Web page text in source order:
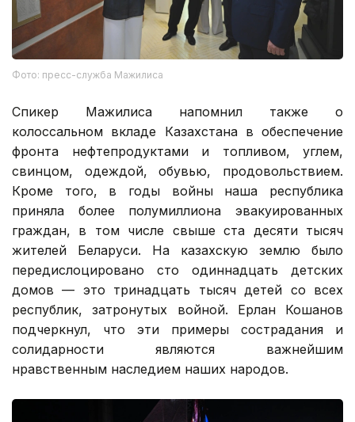
Фото: пресс-служба Мажилиса
Спикер Мажилиса напомнил также о
колоссальном вкладе Казахстана в обеспечение
фронта нефтепродуктами и топливом, углем,
свинцом, одеждой, обувью, продовольствием.
Кроме того, в годы войны наша республика
приняла более полумиллиона эвакуированных
граждан, в том числе свыше ста десяти тысяч
жителей Беларуси. На казахскую землю было
передислоцировано сто одиннадцать детских
домов — это тринадцать тысяч детей со всех
республик, затронутых войной. Ерлан Кошанов
подчеркнул, что эти примеры сострадания и
солидарности являются важнейшим
нравственным наследием наших народов.